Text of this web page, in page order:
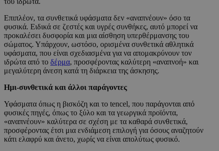
Επιπλέον, τα συνθετικά υφάσματα δεν «αναπνέουν» όσο τα
φυσικά. Ειδικά σε ζεστές και υγρές συνθήκες, αυτό μπορεί να
προκαλέσει δυσφορία και μια αίσθηση υπερθέρμανσης του
σώματος. Υπάρχουν, ωστόσο, ορισμένα συνθετικά αθλητικά
υφάσματα, που είναι σχεδιασμένα για να απομακρύνουν τον
ιδρώτα από το δέρμα, προσφέροντας καλύτερη «αναπνοή» και
μεγαλύτερη άνεση κατά τη διάρκεια της άσκησης.
Ημι-συνθετικά και άλλοι παράγοντες
Υφάσματα όπως η βισκόζη και το tencel, που παράγονται από
φυσικές πηγές, όπως το ξύλο και τα γεωργικά προϊόντα,
«αναπνέουν» καλύτερα σε σχέση με τα καθαρά συνθετικά,
προσφέροντας έτσι μια ενδιάμεση επιλογή για όσους αναζητούν
κάτι ελαφρύ και άνετο, χωρίς να είναι απολύτως φυσικό.